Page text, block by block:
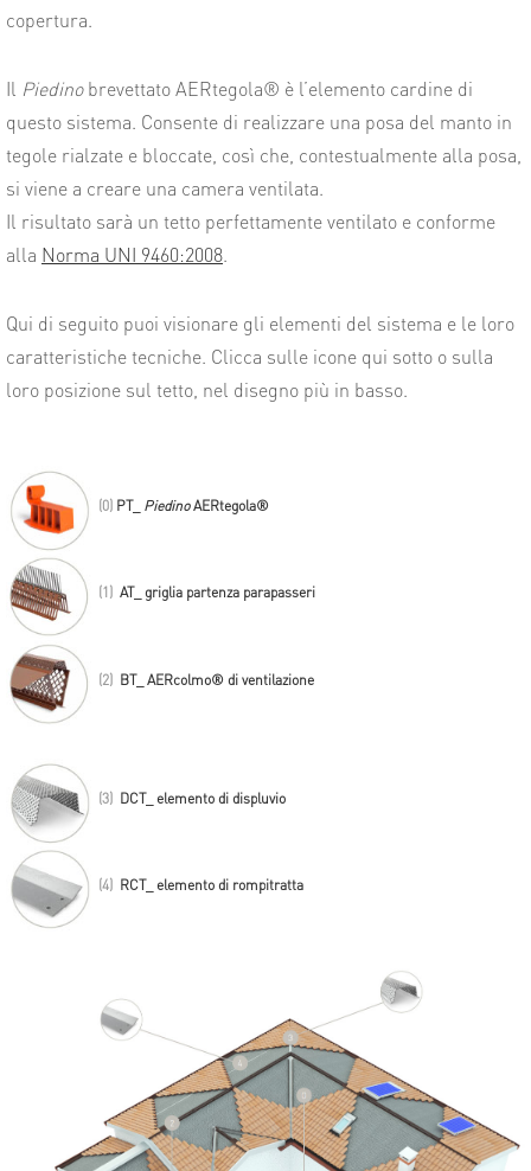
copertura.
Il Piedinobrevettato AERtegola® è l’elemento cardine di
questo sistema. Consente di realizzare una posa del manto in
tegole rialzate e bloccate, così che, contestualmente alla posa,
si viene a creare una camera ventilata.
Il risultato sarà un tetto perfettamente ventilato e conforme
alla Norma UNI 9460:2008
Qui di seguito puoi visionare gli elementi del sistema e le loro
caratteristiche tecniche. Clicca sulle icone qui sotto o sulla
loro posizione sul tetto, nel disegno più in basso.
(0) PT_PiedinoAERtegola®